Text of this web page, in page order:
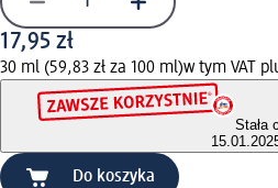
17,95 zł
30 ml (59,83 zł za 100 ml)w tym VAT
Stała
Do koszyka